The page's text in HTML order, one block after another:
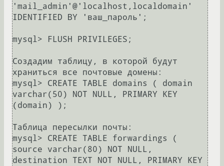
'mail_admin'@'localhost,localdomain'
IDENTIFIED BY 'ваш_пароль';
mysql> FLUSH PRIVILEGES;
Создадим таблицу, в которой будут
храниться все почтовые домены:
mysql> CREATE TABLE domains ( domain
varchar(50) NOT NULL, PRIMARY KEY
(domain) );
Таблица пересылки почты:
mysql> CREATE TABLE forwardings (
source varchar(80) NOT NULL,
destination TEXT NOT NULL, PRIMARY KEY